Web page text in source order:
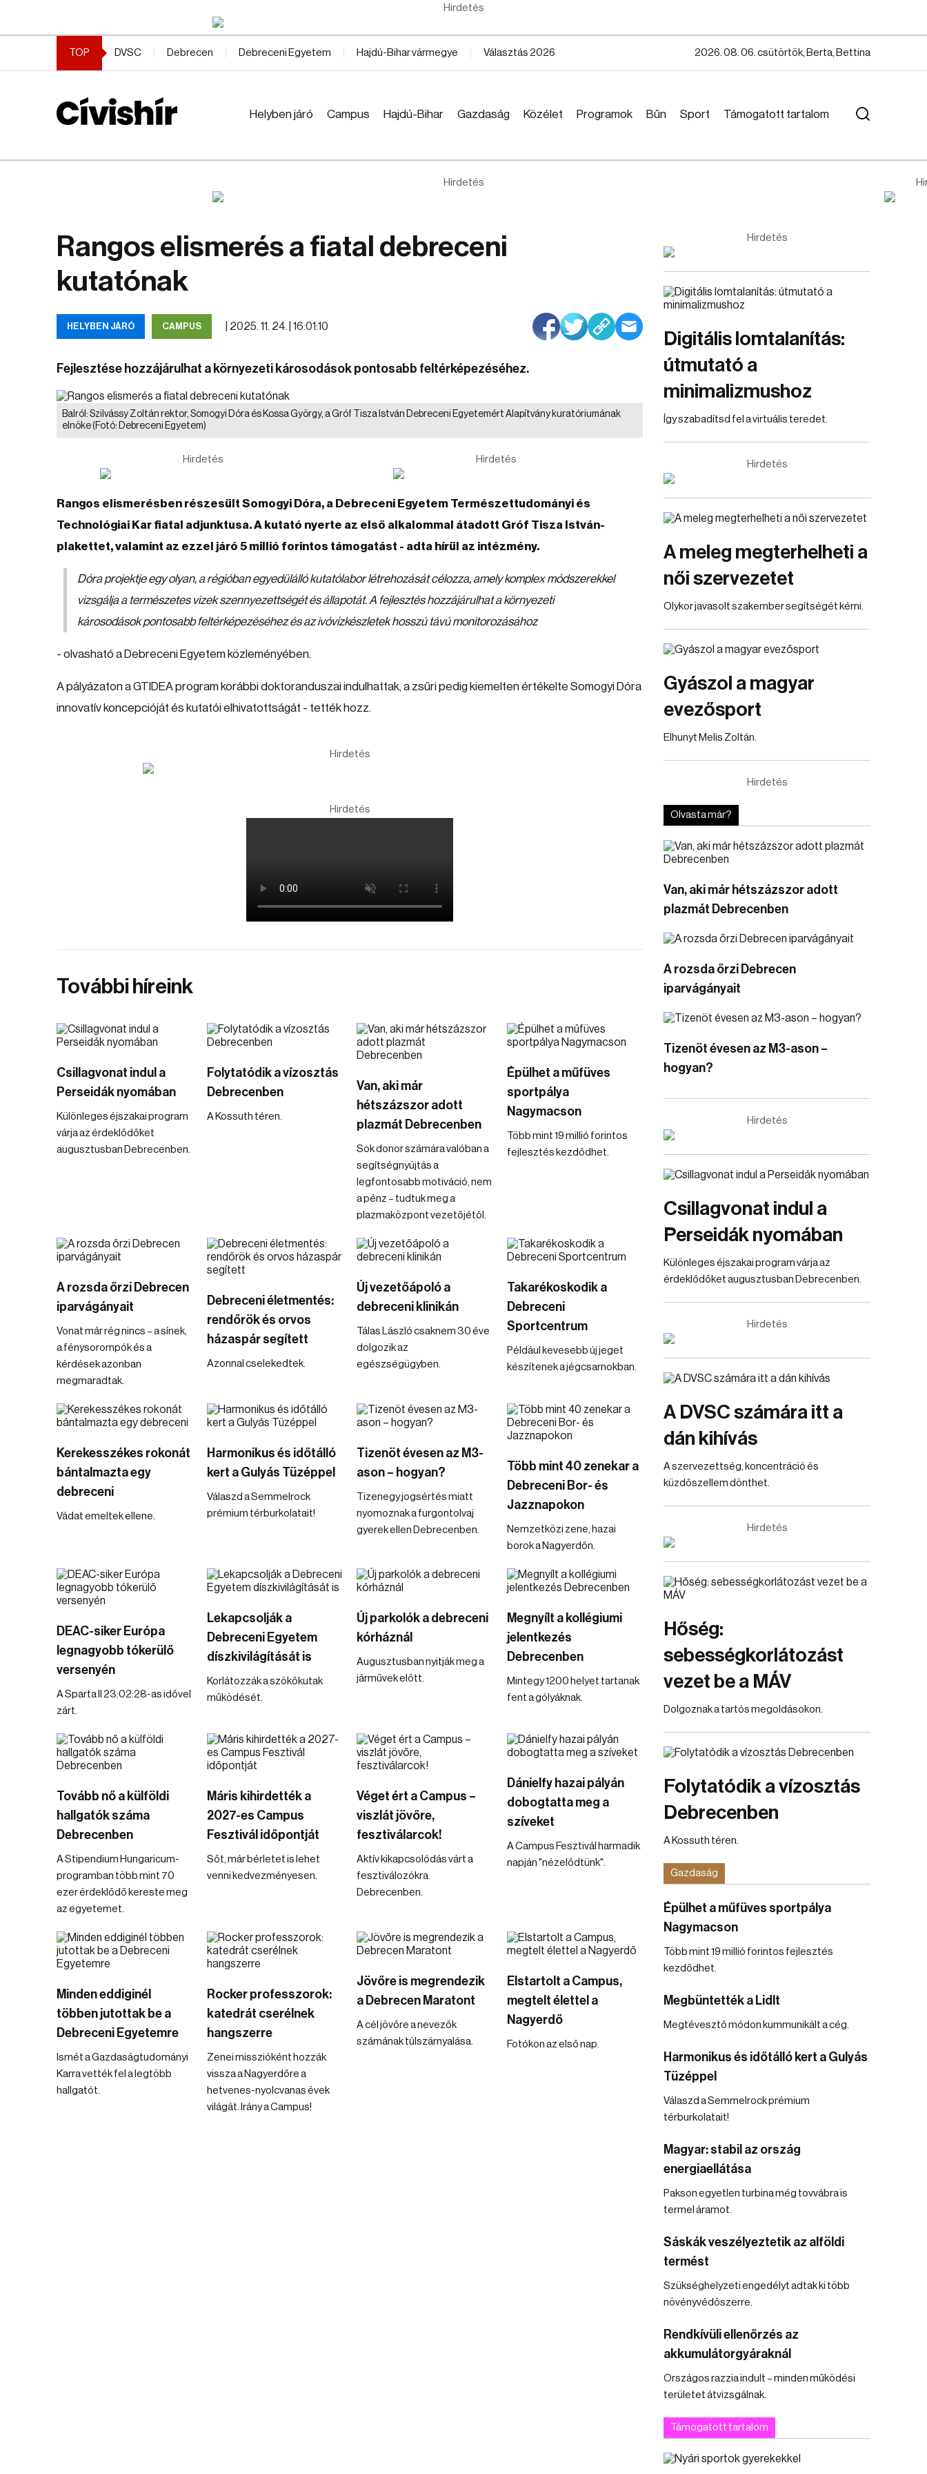
Hirdetés
TOP DVSC Debrecen Debreceni Egyetem Hajdú-Bihar vármegye Választás 2026 2026. 08. 06. csütörtök, Berta, Bettina
Helyben járó Campus Hajdú-Bihar Gazdaság Közélet Programok Bűn Sport Támogatott tartalom
Hirdetés
Rangos elismerés a fiatal debreceni
kutatónak
HELYBEN JÁRÓ CAMPUS 2025. 11. 24. | 16:01:10
Fejlesztése hozzájárulhat a környezeti károsodások pontosabb feltérképezéséhez.
Balról: Szilvássy Zoltán rektor, Somogyi Dóra és Kossa György, a Gróf Tisza István Debreceni Egyetemért Alapítvány kuratóriumának
elnöke(Fotó: Debreceni Egyetem)
Hirdetés Hirdetés
Rangos elismerésben részesült Somogyi Dóra, a Debreceni Egyetem Természettudományi és
Technológiai Kar fiatal adjunktusa. A kutató nyerte az első alkalommal átadott Gróf Tisza István-
plakettet, valamint az ezzel járó 5 millió forintos támogatást - adta hírül az intézmény.
Dóra projektje egy olyan, a régióban egyedülálló kutatólabor létrehozását célozza, amely komplex módszerekkel
vizsgálja a természetes vizek szennyezettségét és állapotát. A fejlesztés hozzájárulhat a környezeti
károsodások pontosabb feltérképezéséhez és az ivóvízkészletek hosszú távú monitorozásához
- olvasható a Debreceni Egyetem közleményében.
A pályázaton a GTIDEA program korábbi doktoranduszai indulhattak, a zsűri pedig kiemelten értékelte Somogyi Dóra
innovatív koncepcióját és kutatói elhivatottságát - tették hozz.
Hirdetés
Hirdetés
További híreink
Csillagvonat indul a
Perseidák nyomában
Különleges éjszakai program
várja az érdeklődőket
augusztusban Debrecenben.
Folytatódik a vízosztás
Debrecenben
A Kossuth téren.
Van, aki már
hétszázszor adott
plazmát Debrecenben
Sok donor számára valóban a
segítségnyújtás a
legfontosabb motiváció, nem
a pénz – tudtuk meg a
plazmaközpont vezetőjétől.
Épülhet a műfüves
sportpálya
Nagymacson
Több mint 19 millió forintos
fejlesztés kezdődhet.
A rozsda őrzi Debrecen
iparvágányait
Vonat már rég nincs – a sínek,
a fénysorompók és a
kérdések azonban
megmaradtak.
Debreceni életmentés:
rendőrök és orvos
házaspár segített
Azonnal cselekedtek.
Új vezetőápoló a
debreceni klinikán
Tálas László csaknem 30 éve
dolgozik az
egészségügyben.
Takarékoskodik a
Debreceni
Sportcentrum
Például kevesebb új jeget
készítenek a jégcsarnokban.
Kerekesszékes rokonát
bántalmazta egy
debreceni
Vádat emeltek ellene.
Harmonikus és időtálló
kert a Gulyás Tüzéppel
Válaszd a Semmelrock
prémium térburkolatait!
Tizenöt évesen az M3-
ason – hogyan?
Tizenegy jogsértés miatt
nyomoznak a furgontolvaj
gyerek ellen Debrecenben.
Több mint 40 zenekar a
Debreceni Bor- és
Jazznapokon
Nemzetközi zene, hazai
borok a Nagyerdőn.
DEAC-siker Európa
legnagyobb tókerülő
versenyén
A Sparta II 23:02:28-as idővel
zárt.
Lekapcsolják a
Debreceni Egyetem
díszkivilágítását is
Korlátozzák a szökőkutak
működését.
Új parkolók a debreceni
kórháznál
Augusztusban nyitják meg a
járművek előtt.
Megnyílt a kollégiumi
jelentkezés
Debrecenben
Mintegy 1200 helyet tartanak
fent a gólyáknak.
Tovább nő a külföldi
hallgatók száma
Debrecenben
A Stipendium Hungaricum-
programban több mint 70
ezer érdeklődő kereste meg
az egyetemet.
Máris kihirdették a
2027-es Campus
Fesztivál időpontját
Sőt, már bérletet is lehet
venni kedvezményesen.
Véget ért a Campus –
viszlát jövőre,
fesztiválarcok!
Aktív kikapcsolódás várt a
fesztiválozókra
Debrecenben.
Dánielfy hazai pályán
dobogtatta meg a
szíveket
A Campus Fesztivál harmadik
napján "nézelődtünk".
Minden eddiginél
többen jutottak be a
Debreceni Egyetemre
Ismét a Gazdaságtudományi
Karra vették fel a legtöbb
hallgatót.
Rocker professzorok:
katedrát cserélnek
hangszerre
Zenei misszióként hozzák
vissza a Nagyerdőre a
hetvenes-nyolcvanas évek
világát. Irány a Campus!
Jövőre is megrendezik
a Debrecen Maratont
A cél jövőre a nevezők
számának túlszárnyalása.
Elstartolt a Campus,
megtelt élettel a
Nagyerdő
Fotókon az első nap.
Hirdetés
Digitális lomtalanítás:
útmutató a
minimalizmushoz
Így szabadítsd fel a virtuális teredet.
Hirdetés
A meleg megterhelheti a
női szervezetet
Olykor javasolt szakember segítségét kérni.
Gyászol a magyar
evezősport
Elhunyt Melis Zoltán.
Hirdetés
Olvasta már?
Van, aki már hétszázszor adott
plazmát Debrecenben
A rozsda őrzi Debrecen
iparvágányait
Tizenöt évesen az M3-ason –
hogyan?
Hirdetés
Csillagvonat indul a
Perseidák nyomában
Különleges éjszakai program várja az
érdeklődőket augusztusban Debrecenben.
Hirdetés
A DVSC számára itt a
dán kihívás
A szervezettség, koncentráció és
küzdőszellem dönthet.
Hirdetés
Hőség:
sebességkorlátozást
vezet be a MÁV
Dolgoznak a tartós megoldásokon.
Folytatódik a vízosztás
Debrecenben
A Kossuth téren.
Gazdaság
Épülhet a műfüves sportpálya
Nagymacson
Több mint 19 millió forintos fejlesztés
kezdődhet.
Megbüntették a Lidlt
Megtévesztő módon kummunikált a cég.
Harmonikus és időtálló kert a Gulyás
Tüzéppel
Válaszd a Semmelrock prémium
térburkolatait!
Magyar: stabil az ország
energiaellátása
Pakson egyetlen turbina még tovvábra is
termel áramot.
Sáskák veszélyeztetik az alföldi
termést
Szükséghelyzeti engedélyt adtak ki több
növényvédőszerre.
Rendkívüli ellenőrzés az
akkumulátorgyáraknál
Országos razzia indult – minden működési
területet átvizsgálnak.
Támogatott tartalom